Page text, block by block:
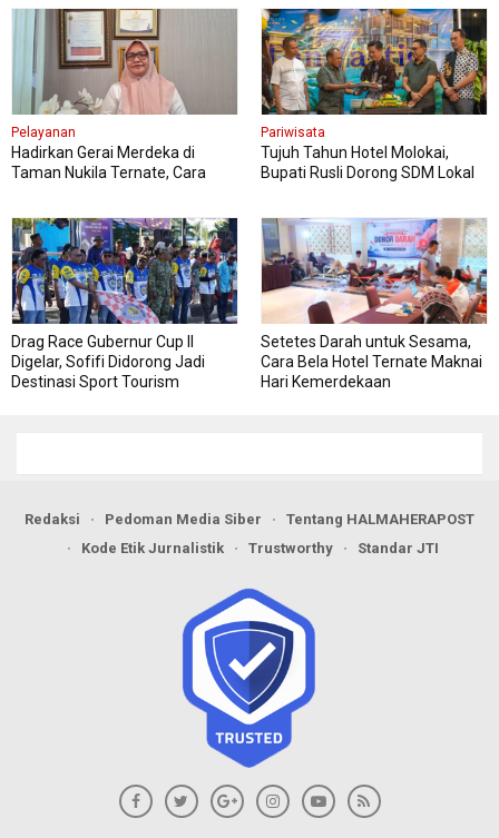
Pelayanan
Hadirkan Gerai Merdeka di
Taman Nukila Ternate, Cara
Pariwisata
Tujuh Tahun Hotel Molokai,
Bupati Rusli Dorong SDM Lokal
Drag Race Gubernur Cup II
Digelar, Sofifi Didorong Jadi
Destinasi Sport Tourism
Setetes Darah untuk Sesama,
Cara Bela Hotel Ternate Maknai
Hari Kemerdekaan
Redaksi Pedoman Media Siber
Tentang HALMAHERAPOST
Kode Etik Jurnalistik
Trustworthy Standar JTI